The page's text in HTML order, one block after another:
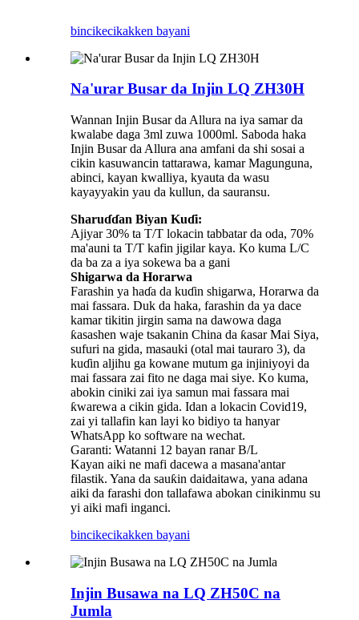
bincikecikakken bayani
Na'urar Busar da Injin LQ ZH30H
Wannan Injin Busar da Allura na iya samar da
kwalabe daga 3ml zuwa 1000ml. Saboda haka
Injin Busar da Allura ana amfani da shi sosai a
cikin kasuwancin tattarawa, kamar Magunguna,
abinci, kayan kwalliya, kyauta da wasu
kayayyakin yau da kullun, da sauransu.
Sharuɗɗan Biyan Kuɗi:
Ajiyar 30% ta T/T lokacin tabbatar da oda, 70%
ma'auni ta T/T kafin jigilar kaya. Ko kuma L/C
da ba za a iya sokewa ba a gani
Shigarwa da Horarwa
Farashin ya haɗa da kuɗin shigarwa, Horarwa da
mai fassara. Duk da haka, farashin da ya dace
kamar tikitin jirgin sama na dawowa daga
ƙasashen waje tsakanin China da ƙasar Mai Siya,
sufuri na gida, masauki (otal mai tauraro 3), da
kuɗin aljihu ga kowane mutum ga injiniyoyi da
mai fassara zai fito ne daga mai siye. Ko kuma,
abokin ciniki zai iya samun mai fassara mai
ƙwarewa a cikin gida. Idan a lokacin Covid19,
zai yi tallafin kan layi ko bidiyo ta hanyar
WhatsApp ko software na wechat.
Garanti: Watanni 12 bayan ranar B/L
Kayan aiki ne mafi dacewa a masana'antar
filastik. Yana da sauƙin daidaitawa, yana adana
aiki da farashi don tallafawa abokan cinikinmu su
yi aiki mafi inganci.
bincikecikakken bayani
Injin Busawa na LQ ZH50C na
Jumla